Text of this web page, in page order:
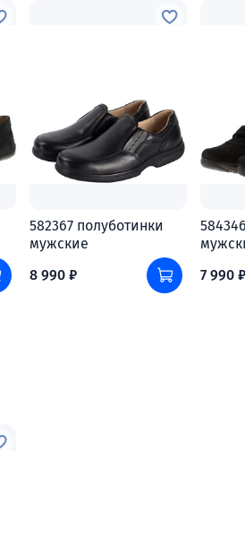
582367 полуботинки
мужские
8 990 ₽
7 990 ₽